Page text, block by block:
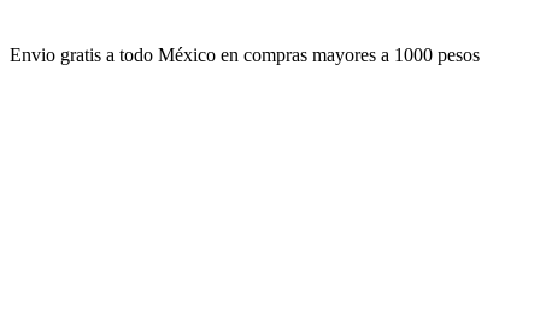
Envio gratis a todo México en compras mayores a 1000 pesos